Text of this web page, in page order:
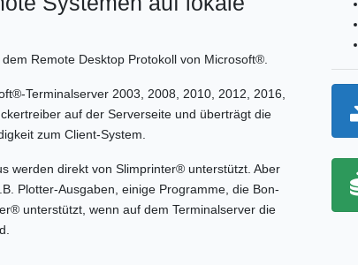
Remote Desktop Protokoll von Microsoft®.
Terminalserver 2003, 2008, 2010, 2012, 2016,
auf der Serverseite und überträgt die
zum Client-System.
werden direkt von Slimprinter® unterstützt. Aber
Plotter-Ausgaben, einige Programme, die Bon-
unterstützt, wenn auf dem Terminalserver die